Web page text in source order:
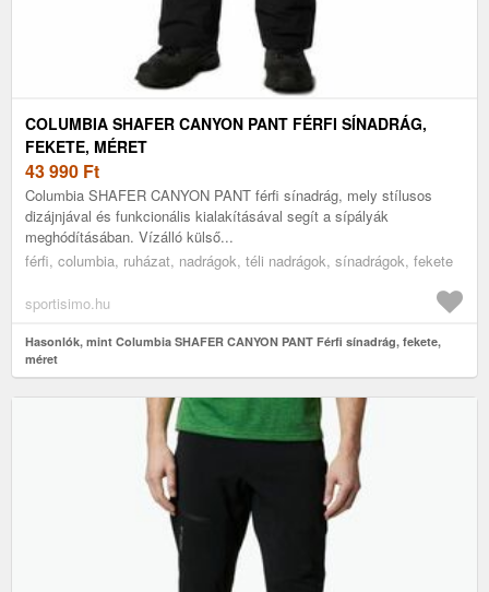
COLUMBIA SHAFER CANYON PANT FÉRFI SÍNADRÁG,
FEKETE, MÉRET
43 990 Ft
Columbia SHAFER CANYON PANT férfi sínadrág, mely stílusos
dizájnjával és funkcionális kialakításával segít a sípályák
meghódításában. Vízálló külső...
férfi, columbia, ruházat, nadrágok, téli nadrágok, sínadrágok, fekete
sportisimo.hu
Hasonlók, mint Columbia SHAFER CANYON PANT Férfi sínadrág, fekete,
méret